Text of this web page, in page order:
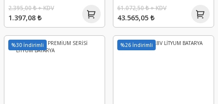
1.397,08 ₺
2.395,00 ₺ + KDV
43.565,05 ₺
61.072,50 ₺ + KDV
%30 İndirimli %26 İndirimli